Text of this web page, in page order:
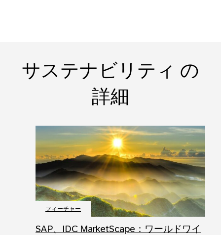
サステナビリティ の
詳細
フィーチャー
SAP、IDC MarketScape：ワールドワイ